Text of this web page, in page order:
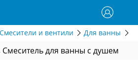
Смесители и вентили Для ванны
Смеситель для ванны с душем